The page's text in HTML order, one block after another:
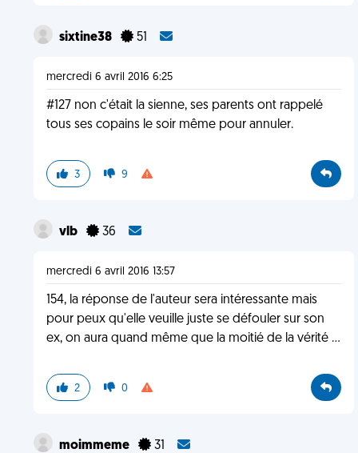
sixtine38 51
mercredi 6 avril 2016 6:25
#127 non c'était la sienne, ses parents ont rappelé
tous ses copains le soir même pour annuler.
3 9
vlb 36
mercredi 6 avril 2016 13:57
154, la réponse de l'auteur sera intéressante mais
pour peux qu'elle veuille juste se défouler sur son
ex, on aura quand même que la moitié de la vérité ...
2 0
moimmeme 31